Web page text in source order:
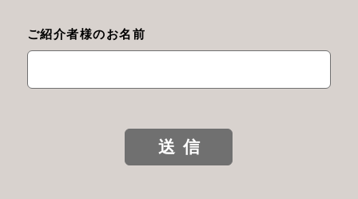
ご紹介者様のお名前